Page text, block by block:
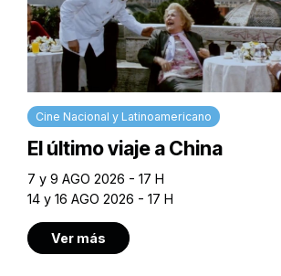
Cine Nacional y Latinoamericano
El último viaje a China
7 y 9 AGO 2026 - 17 H
14 y 16 AGO 2026 - 17 H
Ver más